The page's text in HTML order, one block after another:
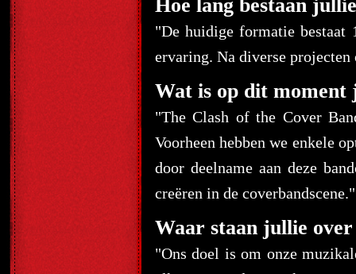
Hoe lang bestaan
"De huidige formatie bestaat
ervaring. Na diverse
Wat is op dit moment
"The Clash of the Cover
Voorheen hebben we enkele
door deelname aan deze
creëren in de coverbandscene."
Waar staan jullie
"Ons doel is om onze